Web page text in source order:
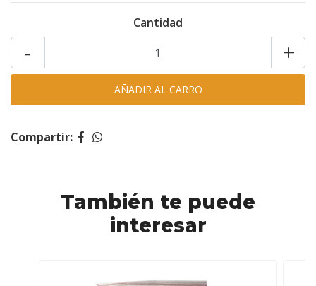
Cantidad
- +
Compartir:
También te puede
interesar